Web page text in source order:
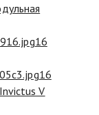
16
16
V